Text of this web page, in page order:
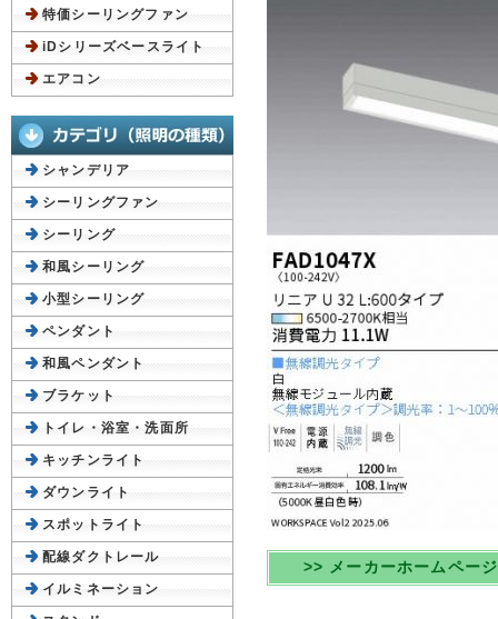
>> メーカーホームペー
特価シーリングファン
iDシリーズベースライト
エアコン
シャンデリア
シーリングファン
シーリング
和風シーリング
小型シーリング
ペンダント
和風ペンダント
ブラケット
トイレ・浴室・洗面所
キッチンライト
ダウンライト
スポットライト
配線ダクトレール
イルミネーション